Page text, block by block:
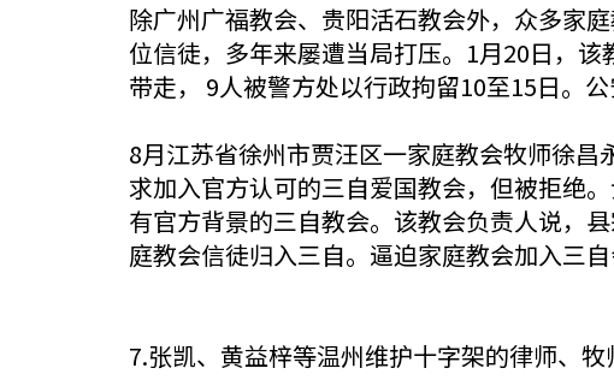
除广州广福教会、贵阳活石教会外，众多家
位信徒，多年来屡遭当局打压。1月20日，
带走， 9人被警方处以行政拘留10至15日。
8月江苏省徐州市贾汪区一家庭教会牧师徐
求加入官方认可的三自爱国教会，但被拒绝
有官方背景的三自教会。该教会负责人说，
庭教会信徒归入三自。逼迫家庭教会加入三
7.张凯、黄益梓等温州维护十字架的律师、